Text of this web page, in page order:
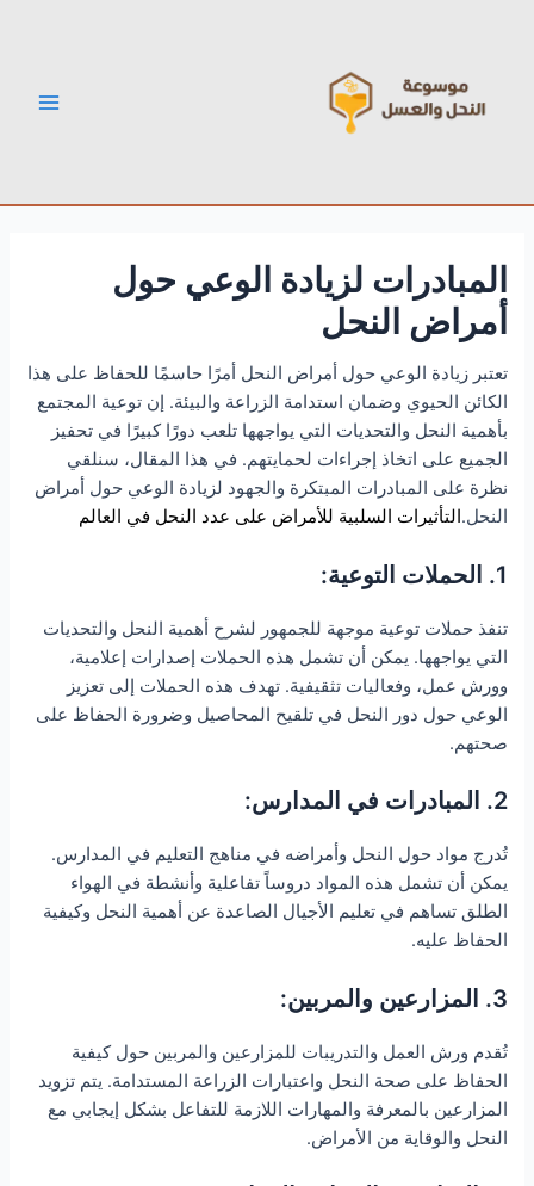
المبادرات لزيادة الوعي حول
أمراض النحل
تعتبر زيادة الوعي حول أمراض النحل أمرًا حاسمًا للحفاظ على هذا
الكائن الحيوي وضمان استدامة الزراعة والبيئة. إن توعية المجتمع
بأهمية النحل والتحديات التي يواجهها تلعب دورًا كبيرًا في تحفيز
الجميع على اتخاذ إجراءات لحمايتهم. في هذا المقال، سنلقي
نظرة على المبادرات المبتكرة والجهود لزيادة الوعي حول أمراض
النحل. التأثيرات السلبية للأمراض على عدد النحل في العالم
1. الحملات التوعية:
تنفذ حملات توعية موجهة للجمهور لشرح أهمية النحل والتحديات
التي يواجهها. يمكن أن تشمل هذه الحملات إصدارات إعلامية،
وورش عمل، وفعاليات تثقيفية. تهدف هذه الحملات إلى تعزيز
الوعي حول دور النحل في تلقيح المحاصيل وضرورة الحفاظ على
صحتهم.
2. المبادرات في المدارس:
تُدرج مواد حول النحل وأمراضه في مناهج التعليم في المدارس.
يمكن أن تشمل هذه المواد دروساً تفاعلية وأنشطة في الهواء
الطلق تساهم في تعليم الأجيال الصاعدة عن أهمية النحل وكيفية
الحفاظ عليه.
3. المزارعين والمربين:
تُقدم ورش العمل والتدريبات للمزارعين والمربين حول كيفية
الحفاظ على صحة النحل واعتبارات الزراعة المستدامة. يتم تزويد
المزارعين بالمعرفة والمهارات اللازمة للتفاعل بشكل إيجابي مع
النحل والوقاية من الأمراض.